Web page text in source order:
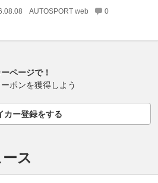
AUTOSPORT web 0
ページで！
ポンを獲得しよう
カー登録をする
ス